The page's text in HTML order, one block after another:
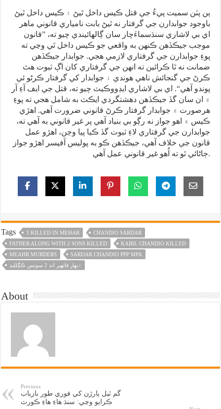
ٻن پٽن سميت پيءُ جي قتل ڪيس داخل ٿيڻ ۽ ڪيس داخل ٿيڻ
باوجود جوابدارن جي گرفتار نه ٿيڻ بابت نامياري قانوني ماهر
اي بي لاشاري سنڌسماءَچار سان ڳالهائيندي چيو ته، ”قانون
موجب جيڪڏهن ڪنهن به واقعي جو ڪيس داخل ٿي وڃي ته
پوءِ جوابدارن جي گرفتاري لازمي هجي. جوابدار جيڪڏهن
ضمانت نه ٿا ڪرائين ته انهن جي گرفتاري کان اڳ ثبوت هٿ
ڪرڻ جي گنجائش ناهي هوندي ۽ جوابدار کي گرفتار ڪرڻو ئي
پوندو آهي“. اي بي لاشاري ايڊووڪيٽ چيو ته، قتل جي ايف آءِ آر
۾ ان سان گڏ جيڪڏهن دهشتگردي ايڪٽ به شامل هجي ته پوءِ
هرصورت ۾ جوابدار گرفتار ڪرڻ قانوني ضرورت آهي. اهڙي
ڪيس ۾ اهو جواز نه رڳو بي بنياد آهي پر غير قانوني به آهي ته،
جوابدارن جي گرفتاري لاءِ ثبوت گڏ ڪيا پيا وڃن، اهڙو عمل
قانون جي خلاف آهي، جيڪڏهن ڪو به پوليس آفيسر اهڙو جواز
ڄاڻائي ٿو ته اُهو غير قانوني عمل آهي.
Tags 3 KILLED IN MEHAR
CHANDIO SARDAR
FATHER ALONG WITH 2 SONS KILLED
KABIL CHANDIO KILLED
MEAHR MURDERS
SARDAR CHANDIO PPP MPA
۾يهار فاتهير اند 2 سونس ڪڳلليد
About
Previous
گم ٿيل ٻارڙن کي فوري طور بازياب
ڪرايو وڃي: سنڌ هاءِ هاءِ ڪورٽ